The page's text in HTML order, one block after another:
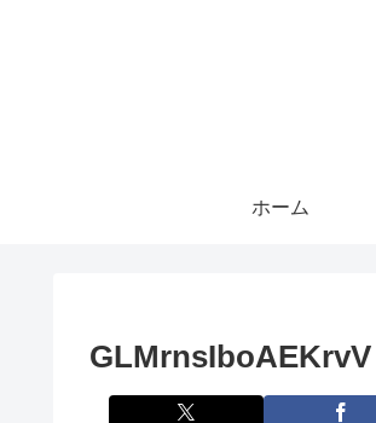
ホーム
GLMrnsIboAEKrvV